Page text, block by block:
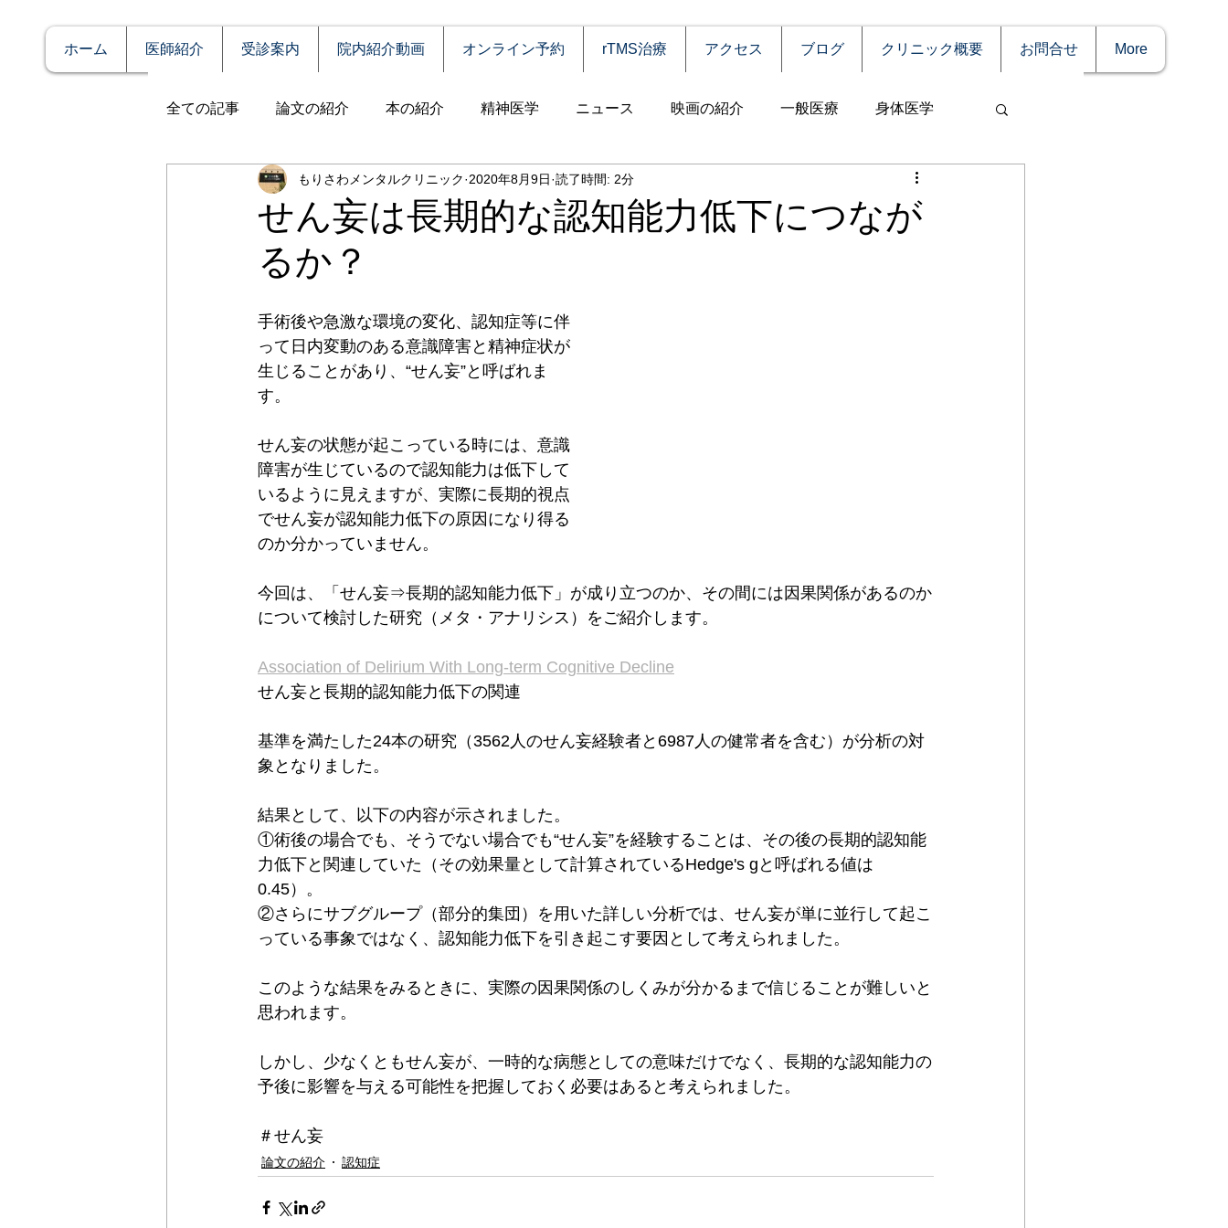
ホーム 医師紹介 受診案内 院内紹介動画 オンライン予約 rTMS治療 アクセス ブログ クリニック概要 お問合せ More
全ての記事 論文の紹介 本の紹介 精神医学 ニュース 映画の紹介 一般医療 身体医学
症例報告 発達障害 自殺 認知症 うつ病
アルコール依存（乱用）
全般性不安障害 パニック障害 摂食障害 強迫性障害
PTSD（心的外傷後ストレス障害）
せん妄は長期的な認知能力低下につなが
るか？
もりさわメンタルクリニック 2020年8月9日 読了時間: 2分
手術後や急激な環境の変化、認知症等に伴
って日内変動のある意識障害と精神症状が
生じることがあり、“せん妄”と呼ばれま
す。
せん妄の状態が起こっている時には、意識
障害が生じているので認知能力は低下して
いるように見えますが、実際に長期的視点
でせん妄が認知能力低下の原因になり得る
のか分かっていません。
今回は、「せん妄⇒長期的認知能力低下」が成り立つのか、その間には因果関係があるのか
について検討した研究（メタ・アナリシス）をご紹介します。
Association of Delirium With Long-term Cognitive Decline
せん妄と長期的認知能力低下の関連
基準を満たした24本の研究（3562人のせん妄経験者と6987人の健常者を含む）が分析の対
象となりました。
結果として、以下の内容が示されました。
①術後の場合でも、そうでない場合でも“せん妄”を経験することは、その後の長期的認知能
力低下と関連していた（その効果量として計算されているHedge's gと呼ばれる値は
0.45）。
②さらにサブグループ（部分的集団）を用いた詳しい分析では、せん妄が単に並行して起こ
っている事象ではなく、認知能力低下を引き起こす要因として考えられました。
このような結果をみるときに、実際の因果関係のしくみが分かるまで信じることが難しいと
思われます。
しかし、少なくともせん妄が、一時的な病態としての意味だけでなく、長期的な認知能力の
予後に影響を与える可能性を把握しておく必要はあると考えられました。
＃せん妄
論文の紹介 認知症